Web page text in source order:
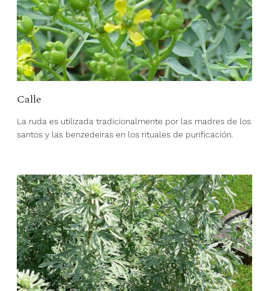
Calle
La ruda es utilizada tradicionalmente por las madres de los
santos y las benzedeiras en los rituales de purificación.